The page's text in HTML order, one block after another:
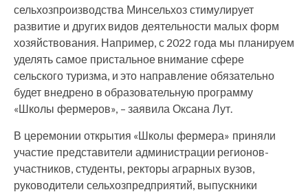
сельхозпроизводства Минсельхоз стимулирует
развитие и других видов деятельности малых форм
хозяйствования. Например, с 2022 года мы планируем
уделять самое пристальное внимание сфере
сельского туризма, и это направление обязательно
будет внедрено в образовательную программу
«Школы фермеров», – заявила Оксана Лут.
В церемонии открытия «Школы фермера» приняли
участие представители администрации регионов-
участников, студенты, ректоры аграрных вузов,
руководители сельхозпредприятий, выпускники